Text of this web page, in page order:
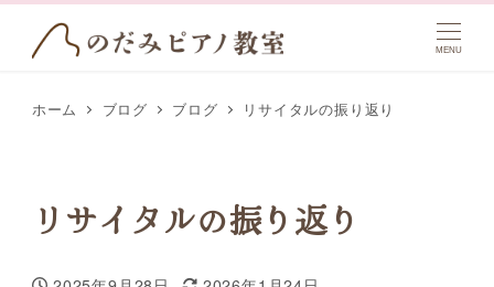
MENU
ホーム ブログ ブログ リサイタルの振り返り
リサイタルの振り返り